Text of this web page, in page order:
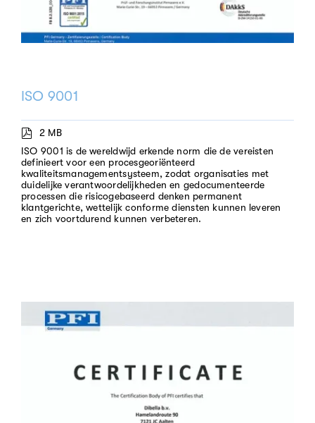
ISO 9001
2 MB
ISO 9001 is de wereldwijd erkende norm die de vereisten
definieert voor een procesgeoriënteerd
kwaliteitsmanagementsysteem, zodat organisaties met
duidelijke verantwoordelijkheden en gedocumenteerde
processen die risicogebaseerd denken permanent
klantgerichte, wettelijk conforme diensten kunnen leveren
en zich voortdurend kunnen verbeteren.